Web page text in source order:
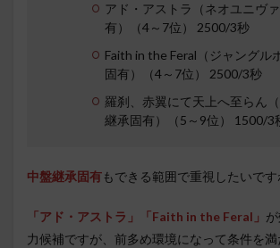
アド・アストラ（ネオユニヴ
有）（4～7位） 2500/3秒
Faith in the Feral（ジャングル
固有）（4～7位） 2500/3秒
羅刹、赤翼にて天上へ至らん
継承固有）（5～9位） 1500/3
中盤継承固有もできる範囲で重視したいです
「アド・アストラ」 「Faith in the Feral」
力候補ですが、前多め環境になって条件を